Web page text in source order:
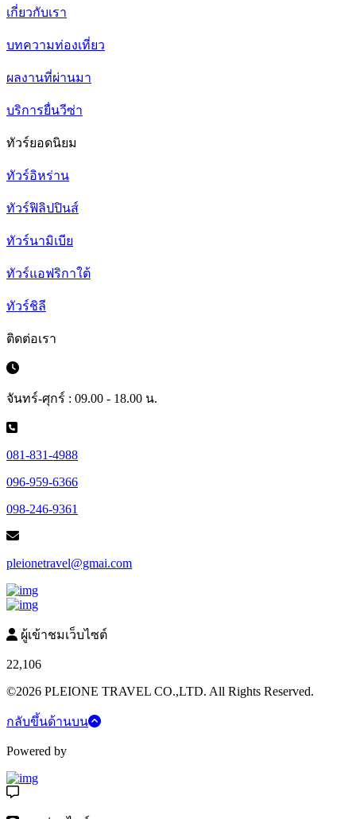
เกี่ยวกับเรา
บทความท่องเที่ยว
ผลงานที่ผ่านมา
บริการยื่นวีซ่า
ทัวร์ยอดนิยม
ทัวร์อิหร่าน
ทัวร์ฟิลิปปินส์
ทัวร์นามิเบีย
ทัวร์แอฟริกาใต้
ทัวร์ชิลี
ติดต่อเรา
จันทร์-ศุกร์ : 09.00 - 18.00 น.
081-831-4988
096-959-6366
098-246-9361
pleionetravel@gmai.com
ผู้เข้าชมเว็บไซต์
22,106
©2026 PLEIONE TRAVEL CO.,LTD. All Rights Reserved.
กลับขึ้นด้านบน
Powered by